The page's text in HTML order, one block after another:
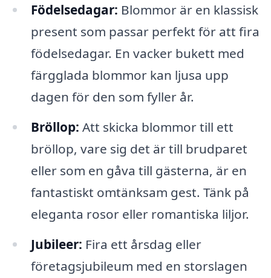
Födelsedagar: Blommor är en klassisk
present som passar perfekt för att fira
födelsedagar. En vacker bukett med
färgglada blommor kan ljusa upp
dagen för den som fyller år.
Bröllop: Att skicka blommor till ett
bröllop, vare sig det är till brudparet
eller som en gåva till gästerna, är en
fantastiskt omtänksam gest. Tänk på
eleganta rosor eller romantiska liljor.
Jubileer: Fira ett årsdag eller
företagsjubileum med en storslagen